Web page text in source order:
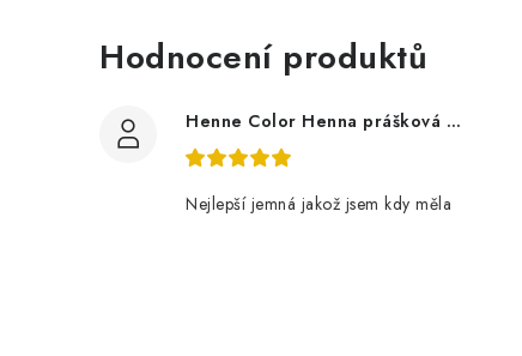
Hodnocení produktů
Henne Color Henna prášková barva: hnědá 100g
Nejlepší jemná jakož jsem kdy měla